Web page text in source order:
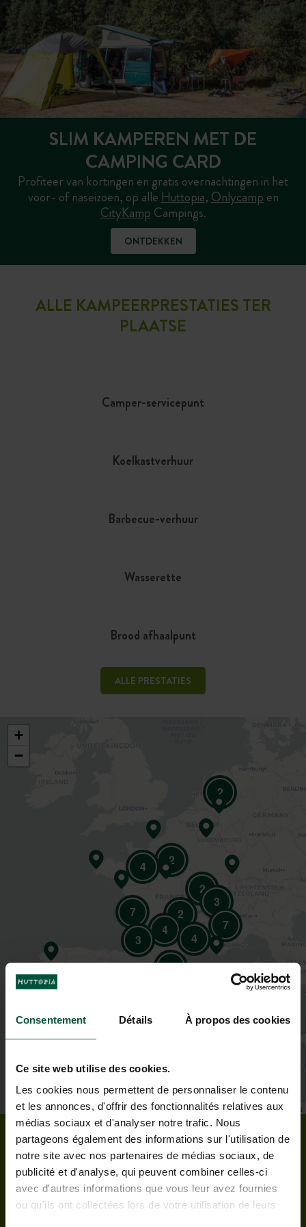
Consentement Détails À propos des cookies
Ce site web utilise des cookies.
Les cookies nous permettent de personnaliser le contenu
et les annonces, d'offrir des fonctionnalités relatives aux
médias sociaux et d'analyser notre trafic. Nous
partageons également des informations sur l'utilisation de
notre site avec nos partenaires de médias sociaux, de
publicité et d'analyse, qui peuvent combiner celles-ci
avec d'autres informations que vous leur avez fournies
ou qu'ils ont collectées lors de votre utilisation de leurs
SLIM KAMPEREN MET DE
CAMPING CARD
Profiteer van kortingen en gratis overnachtingen in het
voor- of naseizoen, op alle Huttopia, Onlycamp en
CityKamp Campings.
ONTDEKKEN
ALLE KAMPEERPRESTATIES TER
PLAATSE
Camper-servicepunt
Koelkastverhuur
Barbecue-verhuur
Wasserette
Brood afhaalpunt
ALLE PRESTATIES
2
2
3
7
7
2
2
3
4
4
4 2
+
−
Leaflet |©OpenStreetMapcontributors
Op alle Campings van Huttopia vindt u onze
staanplaatsen hartje natuur!
Kampeer in de mooiste regio’s van Frankrijk en
Nederland!In het hart van de mooiste bossen van de